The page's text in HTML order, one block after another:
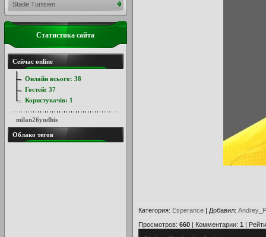
Категория: Esperance | Добавил:
Просмотров: 660 | Комментарии: 1 |
Stade Tunisien
Статистика сайта
Сейчас online
Онлайн всього: 38
Гостей: 37
Користувачів: 1
milan26yudhis
Облако тегов